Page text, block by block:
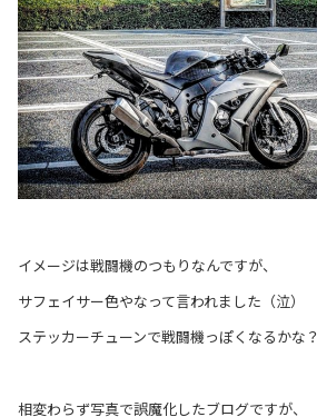
イメージは戦闘機のつもりなんですが、
サフェイサー色やなって言われました（泣）
ステッカーチューンで戦闘機っぽくなるかな？
相変わらず写真で誤魔化したブログですが、